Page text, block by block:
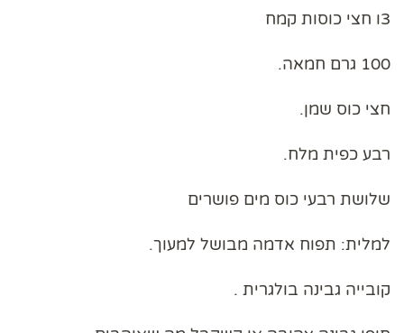
3ו חצי כוסות קמח
100 גרם חמאה.
חצי כוס שמן.
רבע כפית מלח.
שלושת רבעי כוס מים פושרים
למלית: תפוח אדמה מבושל למעוך.
קובייה גבינה בולגרית .